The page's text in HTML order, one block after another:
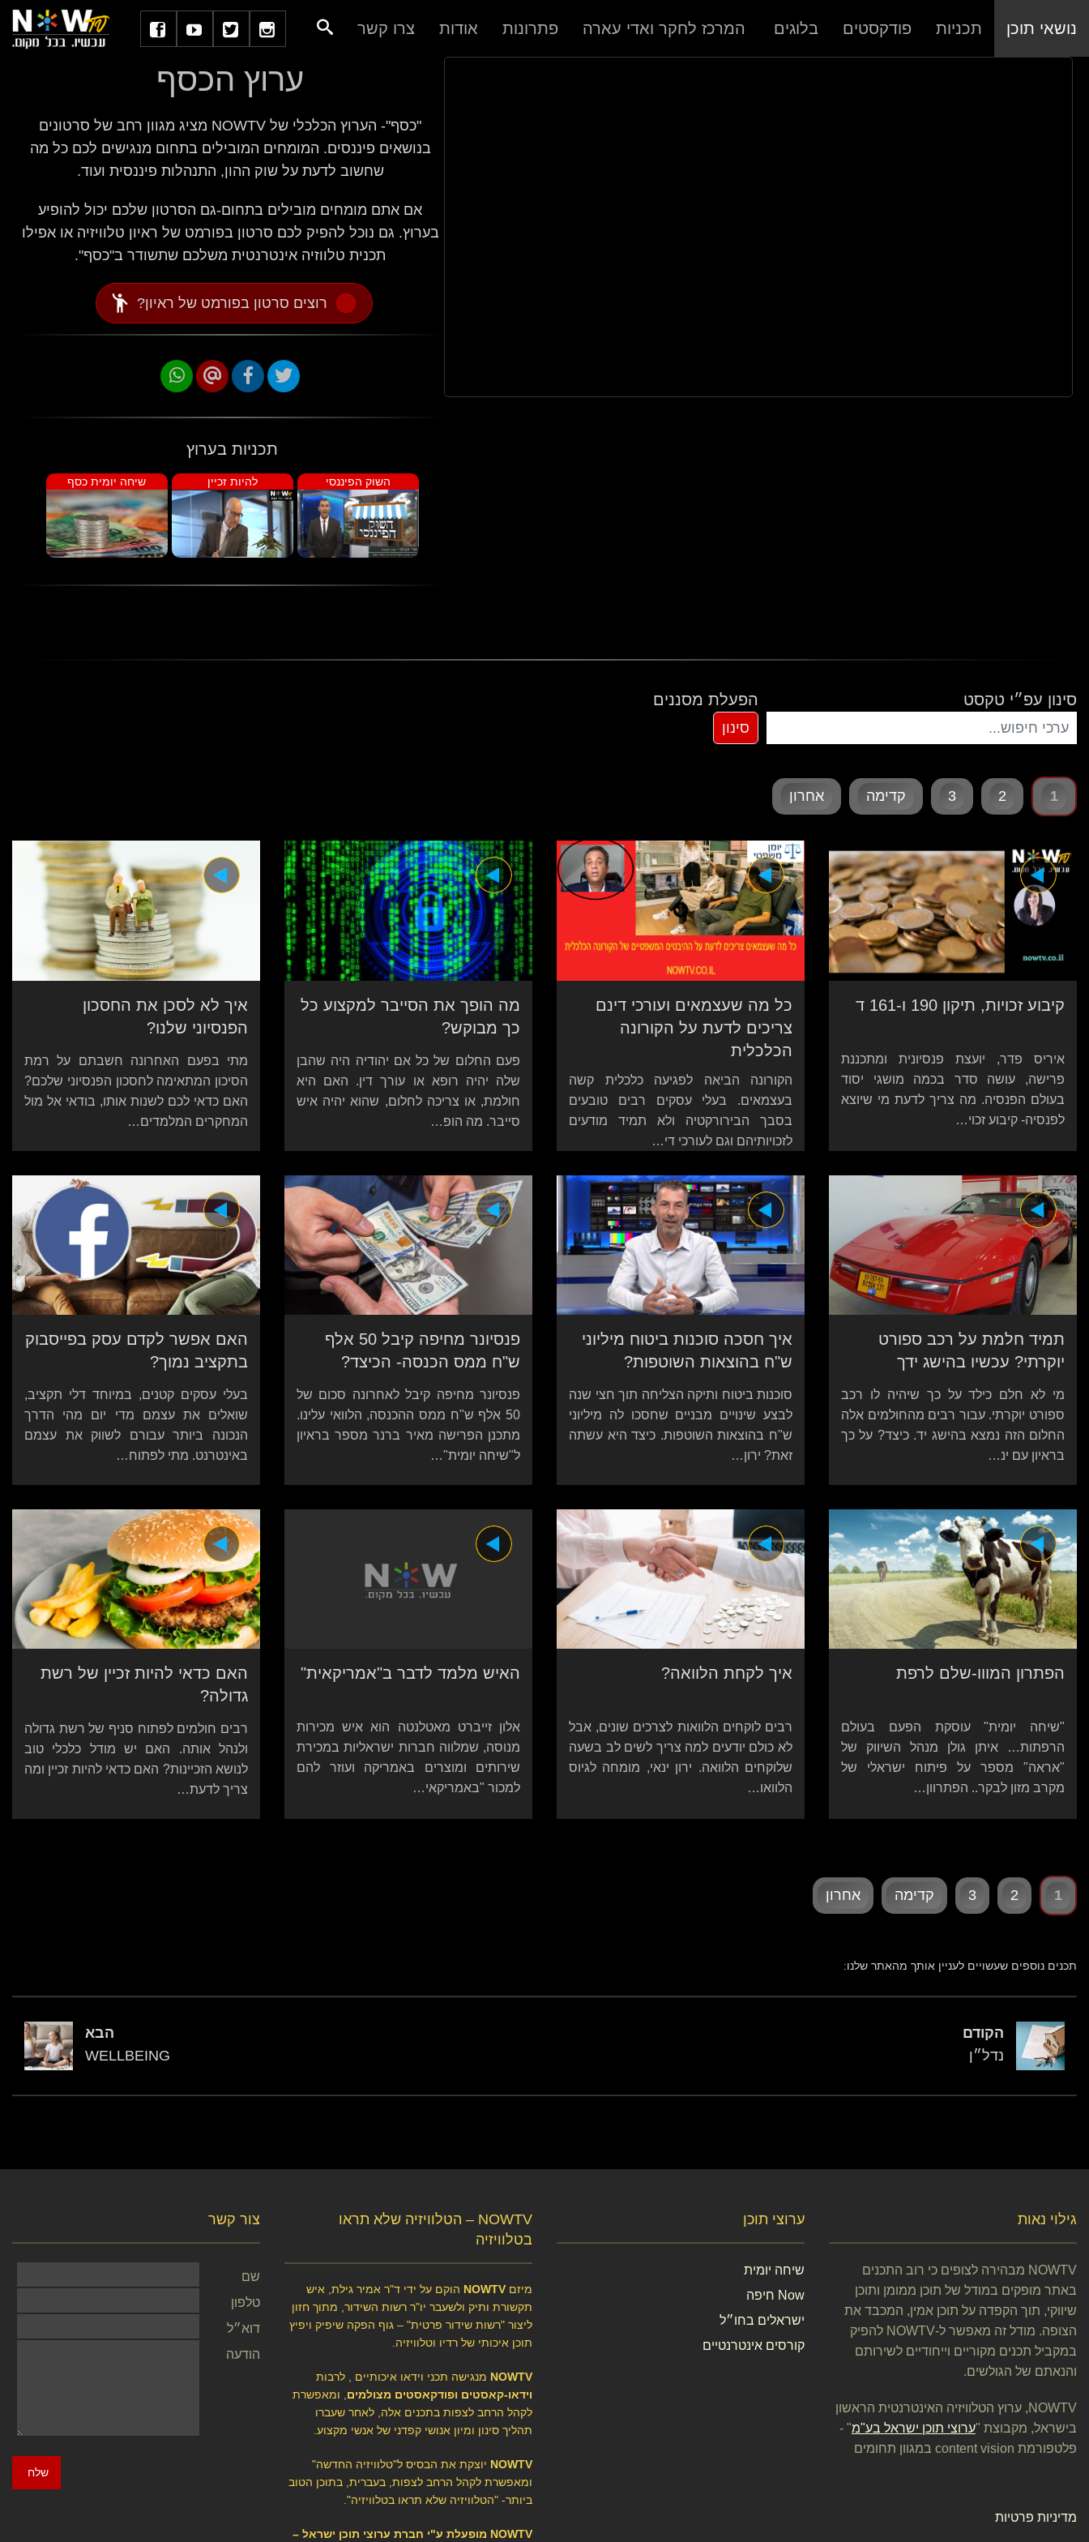
נושאי תוכן תכניות פודקסטים בלוגים המרכז לחקר ואדי עארה פתרונות אודות צרו קשר
ערוץ הכסף
"כסף"- הערוץ הכלכלי של NOWTV מציג מגוון רחב של סרטונים
בנושאים פיננסים. המומחים המובילים בתחום מנגישים לכם כל מה
שחשוב לדעת על שוק ההון, התנהלות פיננסית ועוד.
אם אתם מומחים מובילים בתחום-גם הסרטון שלכם יכול להופיע
בערוץ. גם נוכל להפיק לכם סרטון בפורמט של ראיון טלוויזיה או אפילו
תכנית טלווזיה אינטרנטית משלכם שתשודר ב"כסף".
רוצים סרטון בפורמט של ראיון? emoji_people
תכניות בערוץ
השוק הפיננסי להיות זכיין שיחה יומית כסף
סינון עפ״י טקסט הפעלת מסננים
1
2
3 קדימה אחרון
קיבוע זכויות, תיקון 190 ו-161 ד
איריס פדר, יועצת פנסיונית ומתכננת
פרישה, עושה סדר בכמה מושגי יסוד
בעולם הפנסיה. מה צריך לדעת מי שיוצא
לפנסיה- קיבוע זכוי…
כל מה שעצמאים ועורכי דינם
צריכים לדעת על הקורונה
הכלכלית
הקורונה הביאה לפגיעה כלכלית קשה
בעצמאים. בעלי עסקים רבים טובעים
בסבך הבירורקטיה ולא תמיד מודעים
לזכויותיהם וגם לעורכי די…
מה הופך את הסייבר למקצוע כל
כך מבוקש?
פעם החלום של כל אם יהודיה היה שהבן
שלה יהיה רופא או עורך דין. האם היא
חולמת, או צריכה לחלום, שהוא יהיה איש
סייבר. מה הופ…
איך לא לסכן את החסכון
הפנסיוני שלנו?
מתי בפעם האחרונה חשבתם על רמת
הסיכון המתאימה לחסכון הפנסיוני שלכם?
האם כדאי לכם לשנות אותו, בודאי אל מול
המחקרים המלמדים…
תמיד חלמת על רכב ספורט
יוקרתי? עכשיו בהישג ידך
מי לא חלם כילד על כך שיהיה לו רכב
ספורט יוקרתי. עבור רבים מהחולמים אלה
החלום הזה נמצא בהישג יד. כיצד? על כך
בראיון עם ינ…
איך חסכה סוכנות ביטוח מיליוני
ש"ח בהוצאות השוטפות?
סוכנות ביטוח ותיקה הצליחה תוך חצי שנה
לבצע שינויים מבניים שחסכו לה מיליוני
ש"ח בהוצאות השוטפות. כיצד היא עשתה
זאת? ירון…
פנסיונר מחיפה קיבל 50 אלף
ש"ח ממס הכנסה- הכיצד?
פנסיונר מחיפה קיבל לאחרונה סכום של
50 אלף ש"ח ממס ההכנסה, הלוואי עלינו.
מתכנן הפרישה מאיר ברנר מספר בראיון
ל"שיחה יומית"…
האם אפשר לקדם עסק בפייסבוק
בתקציב נמוך?
בעלי עסקים קטנים, במיוחד דלי תקציב,
שואלים את עצמם מדי יום מהי הדרך
הנכונה ביותר עבורם לשווק את עצמם
באינטרנט. מתי לפתוח…
הפתרון המווו-שלם לרפת
"שיחה יומית" עוסקת הפעם בעולם
הרפתות… איתן גולן מנהל השיווק של
"אראה" מספר על פיתוח ישראלי של
מקרב מזון לבקר.. הפתרוון…
איך לקחת הלוואה?
רבים לוקחים הלוואות לצרכים שונים, אבל
לא כולם יודעים למה צריך לשים לב בשעה
שלוקחים הלוואה. ירון ינאי, מומחה לגיוס
הלוואו…
האיש מלמד לדבר ב"אמריקאית"
אלון זייברט מאטלנטה הוא איש מכירות
מנוסה, שמלווה חברות ישראליות במכירת
שירותים ומוצרים באמריקה ועוזר להם
למכור "באמריקאי…
האם כדאי להיות זכיין של רשת
גדולה?
רבים חולמים לפתוח סניף של רשת גדולה
ולנהל אותה. האם יש מודל כלכלי טוב
לנושא הזכיינות? האם כדאי להיות זכיין ומה
צריך לדעת…
1
2
3 קדימה אחרון
תכנים נוספים שעשויים לעניין אותך מהאתר שלנו:
הבא
WELLBEING
הקודם
נדל״ן
צור קשר
שם
טלפון
דוא״ל
הודעה
שלח
NOWTV – הטלוויזיה שלא תראו
בטלוויזיה
מיזם NOWTV הוקם על ידי ד"ר אמיר גילת, איש
תקשורת ותיק ולשעבר יו"ר רשות השידור, מתוך חזון
ליצור "רשות שידור פרטית" – גוף הפקה שיפיק ויפיץ
תוכן איכותי של רדיו וטלוויזיה.
NOWTV מנגישה תכני וידאו איכותיים , לרבות
וידאו-קאסטים ופודקאסטים מצולמים , ומאפשרת
לקהל הרחב לצפות בתכנים אלה, לאחר שעברו
תהליך סינון ומיון אנושי קפדני של אנשי מקצוע.
NOWTV יוצקת את הבסיס ל"טלוויזיה החדשה"
ומאפשרת לקהל הרחב לצפות, בעברית, בתוכן הטוב
ביותר- "הטלוויזיה שלא תראו בטלוויזיה".
NOWTV מופעלת ע"י חברת ערוצי תוכן ישראל –
ערוצי תוכן
שיחה יומית
Now חיפה
ישראלים בחו״ל
קורסים אינטרנטיים
גילוי נאות
NOWTV מבהירה לצופים כי רוב התכנים
באתר מופקים במודל של תוכן ממומן ותוכן
שיווקי, תוך הקפדה על תוכן אמין, המכבד את
הצופה. מודל זה מאפשר ל-NOWTV להפיק
במקביל תכנים מקוריים וייחודיים לשירותם
והנאתם של הגולשים.
NOWTV, ערוץ הטלוויזיה האינטרנטית הראשון
בישראל, מקבוצת "ערוצי תוכן ישראל בע"מ" -
פלטפורמת content vision במגוון תחומים
מדיניות פרטיות